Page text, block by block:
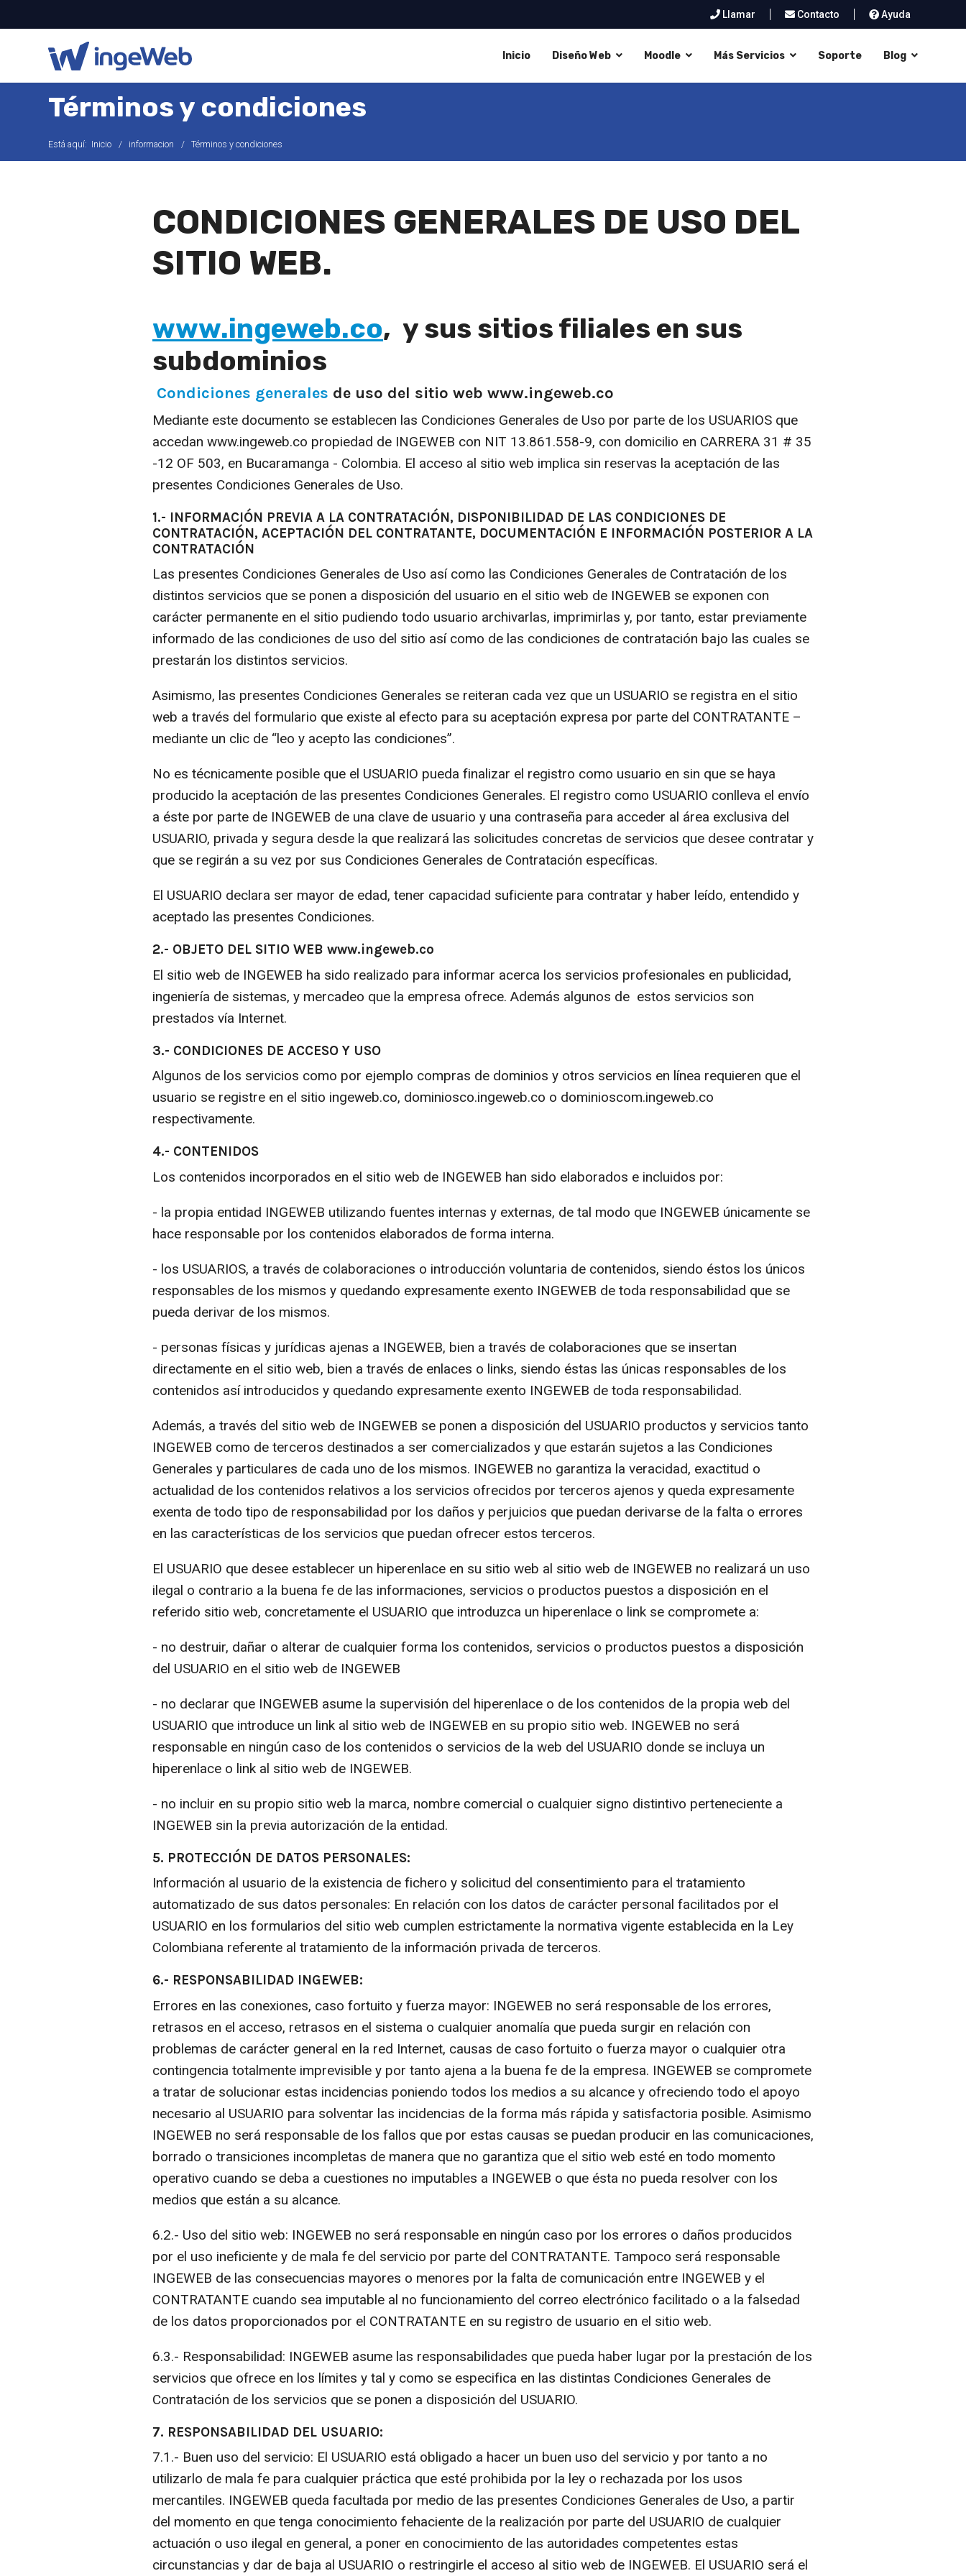
Llamar Contacto Ayuda
Inicio Diseño Web Moodle Más Servicios Soporte Blog
Términos y condiciones
Está aquí: Inicio informacion Términos y condiciones
CONDICIONES GENERALES DE USO DEL
SITIO WEB.
www.ingeweb.co, y sus sitios filiales en sus
subdominios
Condiciones generales de uso del sitio web www.ingeweb.co
Mediante este documento se establecen las Condiciones Generales de Uso por parte de los USUARIOS que
accedan www.ingeweb.co propiedad de INGEWEB con NIT 13.861.558-9, con domicilio en CARRERA 31 # 35
-12 OF 503, en Bucaramanga - Colombia. El acceso al sitio web implica sin reservas la aceptación de las
presentes Condiciones Generales de Uso.
1.- INFORMACIÓN PREVIA A LA CONTRATACIÓN, DISPONIBILIDAD DE LAS CONDICIONES DE
CONTRATACIÓN, ACEPTACIÓN DEL CONTRATANTE, DOCUMENTACIÓN E INFORMACIÓN POSTERIOR A LA
CONTRATACIÓN
Las presentes Condiciones Generales de Uso así como las Condiciones Generales de Contratación de los
distintos servicios que se ponen a disposición del usuario en el sitio web de INGEWEB se exponen con
carácter permanente en el sitio pudiendo todo usuario archivarlas, imprimirlas y, por tanto, estar previamente
informado de las condiciones de uso del sitio así como de las condiciones de contratación bajo las cuales se
prestarán los distintos servicios.
Asimismo, las presentes Condiciones Generales se reiteran cada vez que un USUARIO se registra en el sitio
web a través del formulario que existe al efecto para su aceptación expresa por parte del CONTRATANTE –
mediante un clic de “leo y acepto las condiciones”.
No es técnicamente posible que el USUARIO pueda finalizar el registro como usuario en sin que se haya
producido la aceptación de las presentes Condiciones Generales. El registro como USUARIO conlleva el envío
a éste por parte de INGEWEB de una clave de usuario y una contraseña para acceder al área exclusiva del
USUARIO, privada y segura desde la que realizará las solicitudes concretas de servicios que desee contratar y
que se regirán a su vez por sus Condiciones Generales de Contratación específicas.
El USUARIO declara ser mayor de edad, tener capacidad suficiente para contratar y haber leído, entendido y
aceptado las presentes Condiciones.
2.- OBJETO DEL SITIO WEB www.ingeweb.co
El sitio web de INGEWEB ha sido realizado para informar acerca los servicios profesionales en publicidad,
ingeniería de sistemas, y mercadeo que la empresa ofrece. Además algunos de estos servicios son
prestados vía Internet.
3.- CONDICIONES DE ACCESO Y USO
Algunos de los servicios como por ejemplo compras de dominios y otros servicios en línea requieren que el
usuario se registre en el sitio ingeweb.co, dominiosco.ingeweb.co o dominioscom.ingeweb.co
respectivamente.
4.- CONTENIDOS
Los contenidos incorporados en el sitio web de INGEWEB han sido elaborados e incluidos por:
- la propia entidad INGEWEB utilizando fuentes internas y externas, de tal modo que INGEWEB únicamente se
hace responsable por los contenidos elaborados de forma interna.
- los USUARIOS, a través de colaboraciones o introducción voluntaria de contenidos, siendo éstos los únicos
responsables de los mismos y quedando expresamente exento INGEWEB de toda responsabilidad que se
pueda derivar de los mismos.
- personas físicas y jurídicas ajenas a INGEWEB, bien a través de colaboraciones que se insertan
directamente en el sitio web, bien a través de enlaces o links, siendo éstas las únicas responsables de los
contenidos así introducidos y quedando expresamente exento INGEWEB de toda responsabilidad.
Además, a través del sitio web de INGEWEB se ponen a disposición del USUARIO productos y servicios tanto
INGEWEB como de terceros destinados a ser comercializados y que estarán sujetos a las Condiciones
Generales y particulares de cada uno de los mismos. INGEWEB no garantiza la veracidad, exactitud o
actualidad de los contenidos relativos a los servicios ofrecidos por terceros ajenos y queda expresamente
exenta de todo tipo de responsabilidad por los daños y perjuicios que puedan derivarse de la falta o errores
en las características de los servicios que puedan ofrecer estos terceros.
El USUARIO que desee establecer un hiperenlace en su sitio web al sitio web de INGEWEB no realizará un uso
ilegal o contrario a la buena fe de las informaciones, servicios o productos puestos a disposición en el
referido sitio web, concretamente el USUARIO que introduzca un hiperenlace o link se compromete a:
- no destruir, dañar o alterar de cualquier forma los contenidos, servicios o productos puestos a disposición
del USUARIO en el sitio web de INGEWEB
- no declarar que INGEWEB asume la supervisión del hiperenlace o de los contenidos de la propia web del
USUARIO que introduce un link al sitio web de INGEWEB en su propio sitio web. INGEWEB no será
responsable en ningún caso de los contenidos o servicios de la web del USUARIO donde se incluya un
hiperenlace o link al sitio web de INGEWEB.
- no incluir en su propio sitio web la marca, nombre comercial o cualquier signo distintivo perteneciente a
INGEWEB sin la previa autorización de la entidad.
5. PROTECCIÓN DE DATOS PERSONALES:
Información al usuario de la existencia de fichero y solicitud del consentimiento para el tratamiento
automatizado de sus datos personales: En relación con los datos de carácter personal facilitados por el
USUARIO en los formularios del sitio web cumplen estrictamente la normativa vigente establecida en la Ley
Colombiana referente al tratamiento de la información privada de terceros.
6.- RESPONSABILIDAD INGEWEB:
Errores en las conexiones, caso fortuito y fuerza mayor: INGEWEB no será responsable de los errores,
retrasos en el acceso, retrasos en el sistema o cualquier anomalía que pueda surgir en relación con
problemas de carácter general en la red Internet, causas de caso fortuito o fuerza mayor o cualquier otra
contingencia totalmente imprevisible y por tanto ajena a la buena fe de la empresa. INGEWEB se compromete
a tratar de solucionar estas incidencias poniendo todos los medios a su alcance y ofreciendo todo el apoyo
necesario al USUARIO para solventar las incidencias de la forma más rápida y satisfactoria posible. Asimismo
INGEWEB no será responsable de los fallos que por estas causas se puedan producir en las comunicaciones,
borrado o transiciones incompletas de manera que no garantiza que el sitio web esté en todo momento
operativo cuando se deba a cuestiones no imputables a INGEWEB o que ésta no pueda resolver con los
medios que están a su alcance.
6.2.- Uso del sitio web: INGEWEB no será responsable en ningún caso por los errores o daños producidos
por el uso ineficiente y de mala fe del servicio por parte del CONTRATANTE. Tampoco será responsable
INGEWEB de las consecuencias mayores o menores por la falta de comunicación entre INGEWEB y el
CONTRATANTE cuando sea imputable al no funcionamiento del correo electrónico facilitado o a la falsedad
de los datos proporcionados por el CONTRATANTE en su registro de usuario en el sitio web.
6.3.- Responsabilidad: INGEWEB asume las responsabilidades que pueda haber lugar por la prestación de los
servicios que ofrece en los límites y tal y como se especifica en las distintas Condiciones Generales de
Contratación de los servicios que se ponen a disposición del USUARIO.
7. RESPONSABILIDAD DEL USUARIO:
7.1.- Buen uso del servicio: El USUARIO está obligado a hacer un buen uso del servicio y por tanto a no
utilizarlo de mala fe para cualquier práctica que esté prohibida por la ley o rechazada por los usos
mercantiles. INGEWEB queda facultada por medio de las presentes Condiciones Generales de Uso, a partir
del momento en que tenga conocimiento fehaciente de la realización por parte del USUARIO de cualquier
actuación o uso ilegal en general, a poner en conocimiento de las autoridades competentes estas
circunstancias y dar de baja al USUARIO o restringirle el acceso al sitio web de INGEWEB. El USUARIO será el